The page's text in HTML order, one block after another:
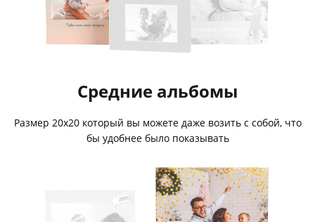
Средние альбомы
Размер 20х20 который вы можете даже возить с собой, что
бы удобнее было показывать